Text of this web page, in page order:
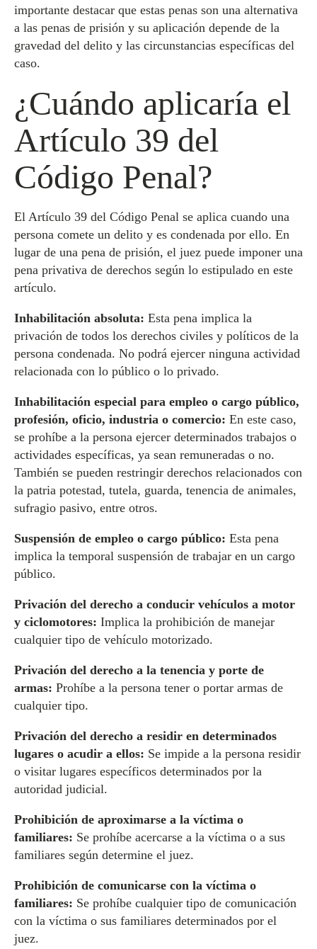
importante destacar que estas penas son una alternativa
a las penas de prisión y su aplicación depende de la
gravedad del delito y las circunstancias específicas del
caso.
¿Cuándo aplicaría el
Artículo 39 del
Código Penal?
El Artículo 39 del Código Penal se aplica cuando una
persona comete un delito y es condenada por ello. En
lugar de una pena de prisión, el juez puede imponer una
pena privativa de derechos según lo estipulado en este
artículo.
Inhabilitación absoluta: Esta pena implica la
privación de todos los derechos civiles y políticos de la
persona condenada. No podrá ejercer ninguna actividad
relacionada con lo público o lo privado.
Inhabilitación especial para empleo o cargo público,
profesión, oficio, industria o comercio: En este caso,
se prohíbe a la persona ejercer determinados trabajos o
actividades específicas, ya sean remuneradas o no.
También se pueden restringir derechos relacionados con
la patria potestad, tutela, guarda, tenencia de animales,
sufragio pasivo, entre otros.
Suspensión de empleo o cargo público: Esta pena
implica la temporal suspensión de trabajar en un cargo
público.
Privación del derecho a conducir vehículos a motor
y ciclomotores: Implica la prohibición de manejar
cualquier tipo de vehículo motorizado.
Privación del derecho a la tenencia y porte de
armas: Prohíbe a la persona tener o portar armas de
cualquier tipo.
Privación del derecho a residir en determinados
lugares o acudir a ellos: Se impide a la persona residir
o visitar lugares específicos determinados por la
autoridad judicial.
Prohibición de aproximarse a la víctima o
familiares: Se prohíbe acercarse a la víctima o a sus
familiares según determine el juez.
Prohibición de comunicarse con la víctima o
familiares: Se prohíbe cualquier tipo de comunicación
con la víctima o sus familiares determinados por el
juez.